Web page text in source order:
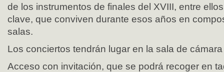
de los instrumentos de finales del XVIII, entre
clave, que conviven durante esos años en
salas.
Los conciertos tendrán lugar en la sala de
Acceso con invitación, que se podrá recoger en